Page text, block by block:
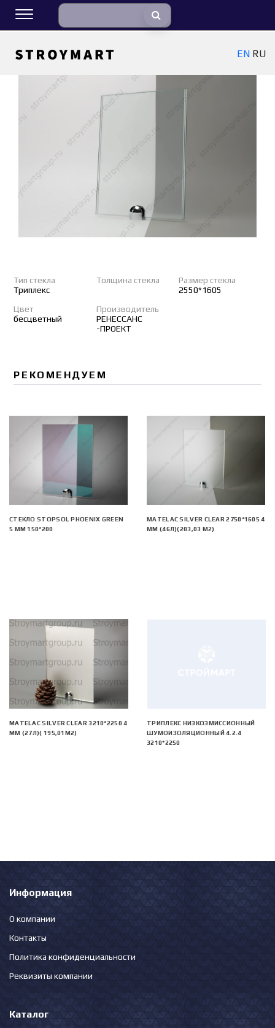
EN RU
Тип стекла
Триплекс
Толщина стекла
Размер стекла
2550*1605
Цвет
бесцветный
Производитель
РЕНЕССАНС
-ПРОЕКТ
РЕКОМЕНДУЕМ
СТЕКЛО STOPSOL PHOENIX GREEN
5 ММ 150*200
MATELAC SILVER CLEAR 2750*1605 4
ММ (46Л)(203,03 М2)
MATELAC SILVER CLEAR 3210*2250 4
ММ (27Л)( 195,01М2)
ТРИПЛЕКС НИЗКОЭМИССИОННЫЙ
ШУМОИЗОЛЯЦИОННЫЙ 4.2.4
3210*2250
Информация
О компании
Контакты
Политика конфиденциальности
Реквизиты компании
Каталог